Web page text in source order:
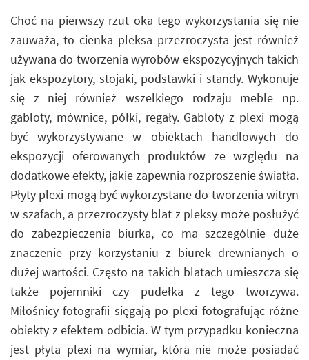
Choć na pierwszy rzut oka tego wykorzystania się nie
zauważa, to cienka pleksa przezroczysta jest również
używana do tworzenia wyrobów ekspozycyjnych takich
jak ekspozytory, stojaki, podstawki i standy. Wykonuje
się z niej również wszelkiego rodzaju meble np.
gabloty, mównice, półki, regały. Gabloty z plexi mogą
być wykorzystywane w obiektach handlowych do
ekspozycji oferowanych produktów ze względu na
dodatkowe efekty, jakie zapewnia rozproszenie światła.
Płyty plexi mogą być wykorzystane do tworzenia witryn
w szafach, a przezroczysty blat z pleksy może posłużyć
do zabezpieczenia biurka, co ma szczególnie duże
znaczenie przy korzystaniu z biurek drewnianych o
dużej wartości. Często na takich blatach umieszcza się
także pojemniki czy pudełka z tego tworzywa.
Miłośnicy fotografii sięgają po plexi fotografując różne
obiekty z efektem odbicia. W tym przypadku konieczna
jest płyta plexi na wymiar, która nie może posiadać